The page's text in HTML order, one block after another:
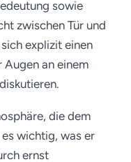
sowie
zwischen Tür und
explizit einen
Augen an einem
die dem
wichtig, was er
ernst